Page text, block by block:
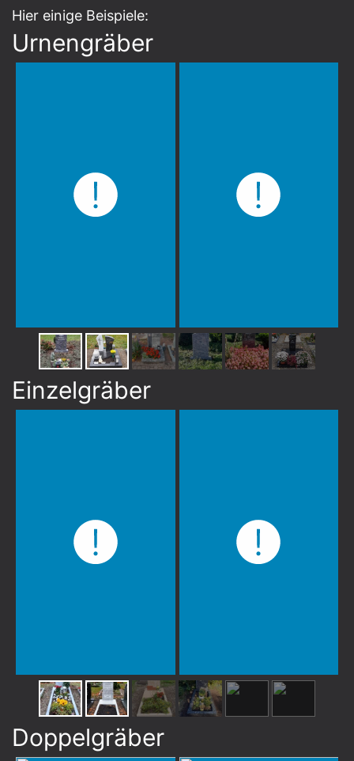
Hier einige Beispiele:
Urnengräber
Einzelgräber
Doppelgräber